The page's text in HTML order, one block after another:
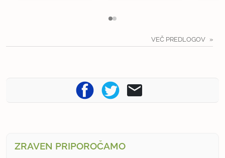
VEČ PREDLOGOV
ZRAVEN PRIPOROČAMO